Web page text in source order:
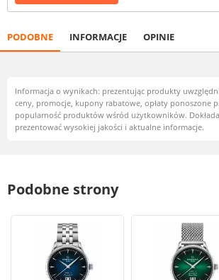
PODOBNE INFORMACJE OPINIE
Informacja o wynikach: prezentując produkty
ceny, promocje, kupony rabatowe, opłaty ponoszone
popularność produktów wśród użytkowników.
prezentować wysokiej jakości i aktualne informacje.
Podobne strony